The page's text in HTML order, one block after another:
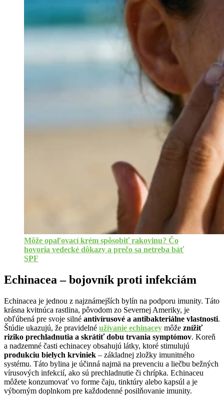
Môže opaľovací krém spôsobiť rakovinu? Čo
hovoria vedecké dôkazy a prečo sa netreba báť
SPF
Echinacea – bojovník proti infekciám
Echinacea je jednou z najznámejších bylín na podporu imunity. Táto
krásna kvitnúca rastlina, pôvodom zo Severnej Ameriky, je
obľúbená pre svoje silné antivírusové a antibakteriálne vlastnosti.
Štúdie ukazujú, že pravidelné užívanie echinacey môže znížiť
riziko prechladnutia a skrátiť dobu trvania symptómov. Koreň
a nadzemné časti echinacey obsahujú látky, ktoré stimulujú
produkciu bielych krviniek – základnej zložky imunitného
systému. Táto bylina je účinná najmä na prevenciu a liečbu bežných
vírusových infekcií, ako sú prechladnutie či chrípka. Echinaceu
môžete konzumovať vo forme čaju, tinktúry alebo kapsúl a je
výborným doplnkom pre každodenné posilňovanie imunity.